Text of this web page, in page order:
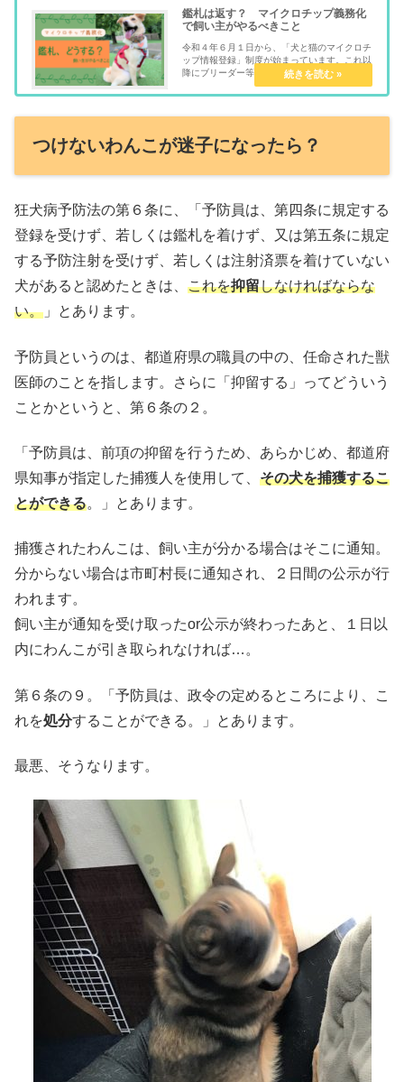
鑑札は返す？ マイクロチップ義務化
で飼い主がやるべきこと
令和４年６月１日から、「犬と猫のマイクロチ
ップ情報登録」制度が始まっています。これ以
降にブリーダー等からわんこ・にゃんこをお迎
えした場合、すでにマイクロチップは挿入済
み。飼い主さんは、環境省が運営するサイトで
つけないわんこが迷子になったら？
狂犬病予防法の第６条に、「予防員は、第四条に規定する
登録を受けず、若しくは鑑札を着けず、又は第五条に規定
する予防注射を受けず、若しくは注射済票を着けていない
犬があると認めたときは、 これを抑留しなければならな
い。 」とあります。
予防員というのは、都道府県の職員の中の、任命された獣
医師のことを指します。さらに「抑留する」ってどういう
ことかというと、第６条の２。
「予防員は、前項の抑留を行うため、あらかじめ、都道府
県知事が指定した捕獲人を使用して、 その犬を捕獲するこ
とができる。」とあります。
捕獲されたわんこは、飼い主が分かる場合はそこに通知。
分からない場合は市町村長に通知され、２日間の公示が行
われます。
飼い主が通知を受け取ったor公示が終わったあと、１日以
内にわんこが引き取られなければ…。
第６条の９。「予防員は、政令の定めるところにより、こ
れを処分することができる。」とあります。
最悪、そうなります。